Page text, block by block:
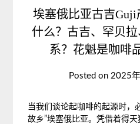
埃塞俄比亚古吉
什么？古吉、罕贝
系？花魁是咖啡
Posted on 2025
当我们谈论起咖啡的起源时，
故乡”埃塞俄比亚。凭借着得